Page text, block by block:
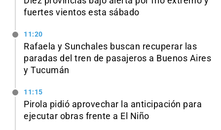
fuertes vientos esta sábado
11:20
Rafaela y Sunchales buscan recuperar las
paradas del tren de pasajeros a Buenos Aires
y Tucumán
11:15
Pirola pidió aprovechar la anticipación para
ejecutar obras frente a El Niño